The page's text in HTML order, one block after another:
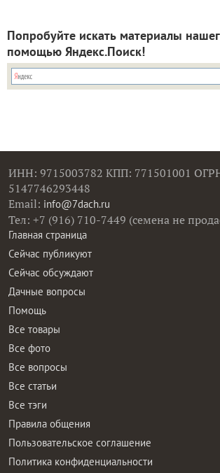
Попробуйте искать материалы
помощью Яндекс.Поиск!
ИНН: 9715003782 КПП: 771501001
5147746293448
Email: info@7dach.ru
Тел: +7 (916) 710-7449 (семена не
Главная страница
Сейчас публикуют
Сейчас обсуждают
Дачные вопросы
Помощь
Все товары
Все фото
Все вопросы
Все статьи
Все тэги
Правила общения
Пользовательское соглашение
Политика конфиденциальности